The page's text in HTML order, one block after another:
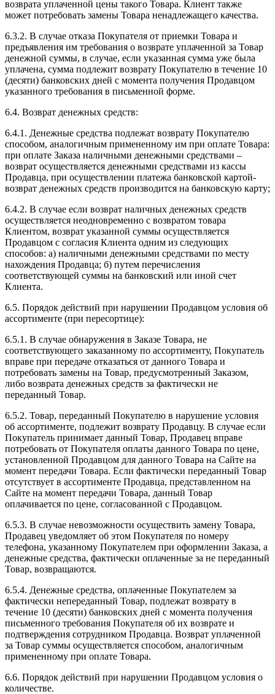
возврата уплаченной цены такого Товара. Клиент также
может потребовать замены Товара ненадлежащего качества.
6.3.2. В случае отказа Покупателя от приемки Товара и
предъявления им требования о возврате уплаченной за Товар
денежной суммы, в случае, если указанная сумма уже была
уплачена, сумма подлежит возврату Покупателю в течение 10
(десяти) банковских дней с момента получения Продавцом
указанного требования в письменной форме.
6.4. Возврат денежных средств:
6.4.1. Денежные средства подлежат возврату Покупателю
способом, аналогичным примененному им при оплате Товара:
при оплате Заказа наличными денежными средствами –
возврат осуществляется денежными средствами из кассы
Продавца, при осуществлении платежа банковской картой-
возврат денежных средств производится на банковскую карту;
6.4.2. В случае если возврат наличных денежных средств
осуществляется неодновременно с возвратом товара
Клиентом, возврат указанной суммы осуществляется
Продавцом с согласия Клиента одним из следующих
способов: а) наличными денежными средствами по месту
нахождения Продавца; б) путем перечисления
соответствующей суммы на банковский или иной счет
Клиента.
6.5. Порядок действий при нарушении Продавцом условия об
ассортименте (при пересортице):
6.5.1. В случае обнаружения в Заказе Товара, не
соответствующего заказанному по ассортименту, Покупатель
вправе при передаче отказаться от данного Товара и
потребовать замены на Товар, предусмотренный Заказом,
либо возврата денежных средств за фактически не
переданный Товар.
6.5.2. Товар, переданный Покупателю в нарушение условия
об ассортименте, подлежит возврату Продавцу. В случае если
Покупатель принимает данный Товар, Продавец вправе
потребовать от Покупателя оплаты данного Товара по цене,
установленной Продавцом для данного Товара на Сайте на
момент передачи Товара. Если фактически переданный Товар
отсутствует в ассортименте Продавца, представленном на
Сайте на момент передачи Товара, данный Товар
оплачивается по цене, согласованной с Продавцом.
6.5.3. В случае невозможности осуществить замену Товара,
Продавец уведомляет об этом Покупателя по номеру
телефона, указанному Покупателем при оформлении Заказа, а
денежные средства, фактически оплаченные за не переданный
Товар, возвращаются.
6.5.4. Денежные средства, оплаченные Покупателем за
фактически непереданный Товар, подлежат возврату в
течение 10 (десяти) банковских дней с момента получения
письменного требования Покупателя об их возврате и
подтверждения сотрудником Продавца. Возврат уплаченной
за Товар суммы осуществляется способом, аналогичным
примененному при оплате Товара.
6.6. Порядок действий при нарушении Продавцом условия о
количестве.